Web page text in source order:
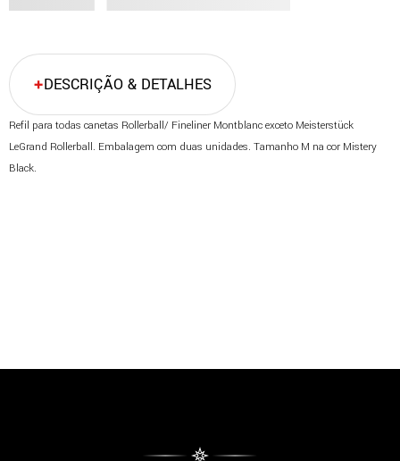
DESCRIÇÃO & DETALHES
Refil para todas canetas Rollerball/ Fineliner Montblanc exceto Meisterstück
LeGrand Rollerball. Embalagem com duas unidades. Tamanho M na cor Mistery
Black.